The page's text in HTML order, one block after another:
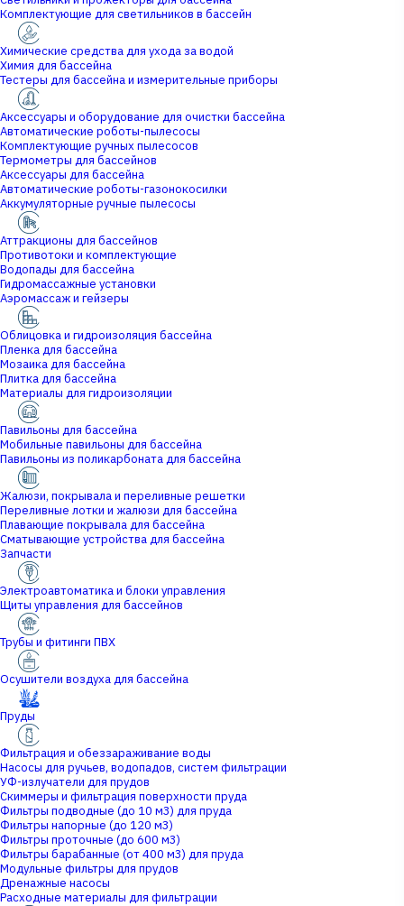
Комплектующие для светильников в бассейн
Химические средства для ухода за водой
Химия для бассейна
Тестеры для бассейна и измерительные приборы
Аксессуары и оборудование для очистки бассейна
Автоматические роботы-пылесосы
Комплектующие ручных пылесосов
Термометры для бассейнов
Аксессуары для бассейна
Автоматические роботы-газонокосилки
Аккумуляторные ручные пылесосы
Аттракционы для бассейнов
Противотоки и комплектующие
Водопады для бассейна
Гидромассажные установки
Аэромассаж и гейзеры
Облицовка и гидроизоляция бассейна
Пленка для бассейна
Мозаика для бассейна
Плитка для бассейна
Материалы для гидроизоляции
Павильоны для бассейна
Мобильные павильоны для бассейна
Павильоны из поликарбоната для бассейна
Жалюзи, покрывала и переливные решетки
Переливные лотки и жалюзи для бассейна
Плавающие покрывала для бассейна
Сматывающие устройства для бассейна
Запчасти
Электроавтоматика и блоки управления
Щиты управления для бассейнов
Трубы и фитинги ПВХ
Осушители воздуха для бассейна
Пруды
Фильтрация и обеззараживание воды
Насосы для ручьев, водопадов, систем фильтрации
УФ-излучатели для прудов
Скиммеры и фильтрация поверхности пруда
Фильтры подводные (до 10 м3) для пруда
Фильтры напорные (до 120 м3)
Фильтры проточные (до 600 м3)
Фильтры барабанные (от 400 м3) для пруда
Модульные фильтры для прудов
Дренажные насосы
Расходные материалы для фильтрации